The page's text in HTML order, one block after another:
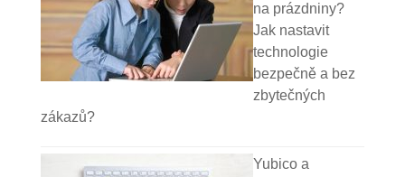
na prázdniny?
Jak nastavit
technologie
bezpečně a bez
zbytečných
zákazů?
Yubico a